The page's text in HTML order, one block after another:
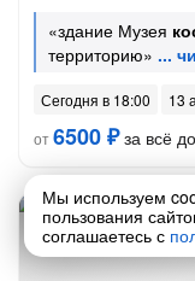
«здание Музея
территорию»
Сегодня в 18:00
13
от6500 ₽за всё
Мы используем
пользования
соглашаетесь с